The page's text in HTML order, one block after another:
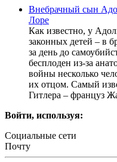
Внебрачный сын
Лоре
Как известно, у
законных детей – в
за день до
бесплоден из-за
войны несколько
их отцом. Самый
Гитлера – француз
Войти, используя:
Социальные сети
Почту